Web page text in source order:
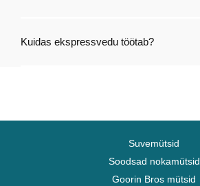
Kuidas ekspressvedu töötab?
Suvemütsid
Soodsad nokamütsid
Goorin Bros mütsid